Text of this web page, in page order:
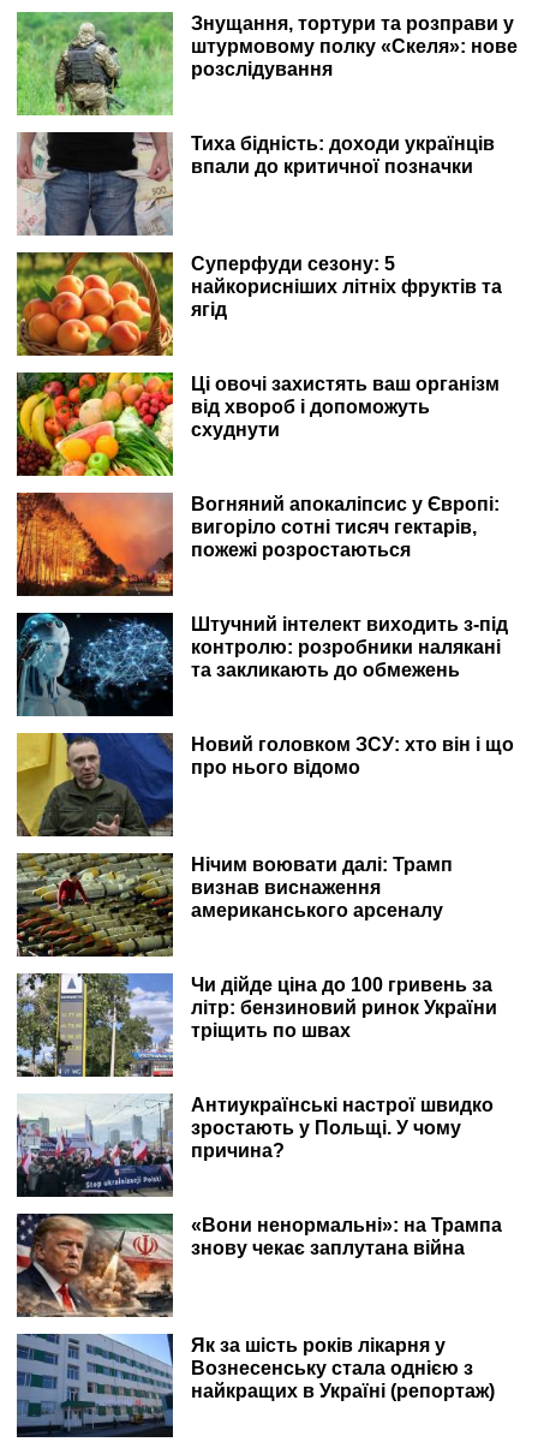
Знущання, тортури та розправи у
штурмовому полку «Скеля»: нове
розслідування
Тиха бідність: доходи українців
впали до критичної позначки
Суперфуди сезону: 5
найкорисніших літніх фруктів та
ягід
Ці овочі захистять ваш організм
від хвороб і допоможуть
схуднути
Вогняний апокаліпсис у Європі:
вигоріло сотні тисяч гектарів,
пожежі розростаються
Штучний інтелект виходить з-під
контролю: розробники налякані
та закликають до обмежень
Новий головком ЗСУ: хто він і що
про нього відомо
Нічим воювати далі: Трамп
визнав виснаження
американського арсеналу
Чи дійде ціна до 100 гривень за
літр: бензиновий ринок України
тріщить по швах
Антиукраїнські настрої швидко
зростають у Польщі. У чому
причина?
«Вони ненормальні»: на Трампа
знову чекає заплутана війна
Як за шість років лікарня у
Вознесенську стала однією з
найкращих в Україні (репортаж)